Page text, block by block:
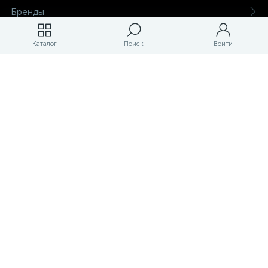
Каталог Поиск Войти
Бренды